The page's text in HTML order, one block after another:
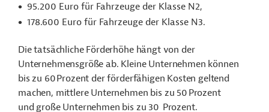
95.200 Euro für Fahrzeuge der Klasse N2,
178.600 Euro für Fahrzeuge der Klasse N3.
Die tatsächliche Förderhöhe hängt von der
Unternehmensgröße ab. Kleine Unternehmen können
bis zu 60Prozent der förderfähigen Kosten geltend
machen, mittlere Unternehmen bis zu 50 Prozent
und große Unternehmen bis zu 30 Prozent.